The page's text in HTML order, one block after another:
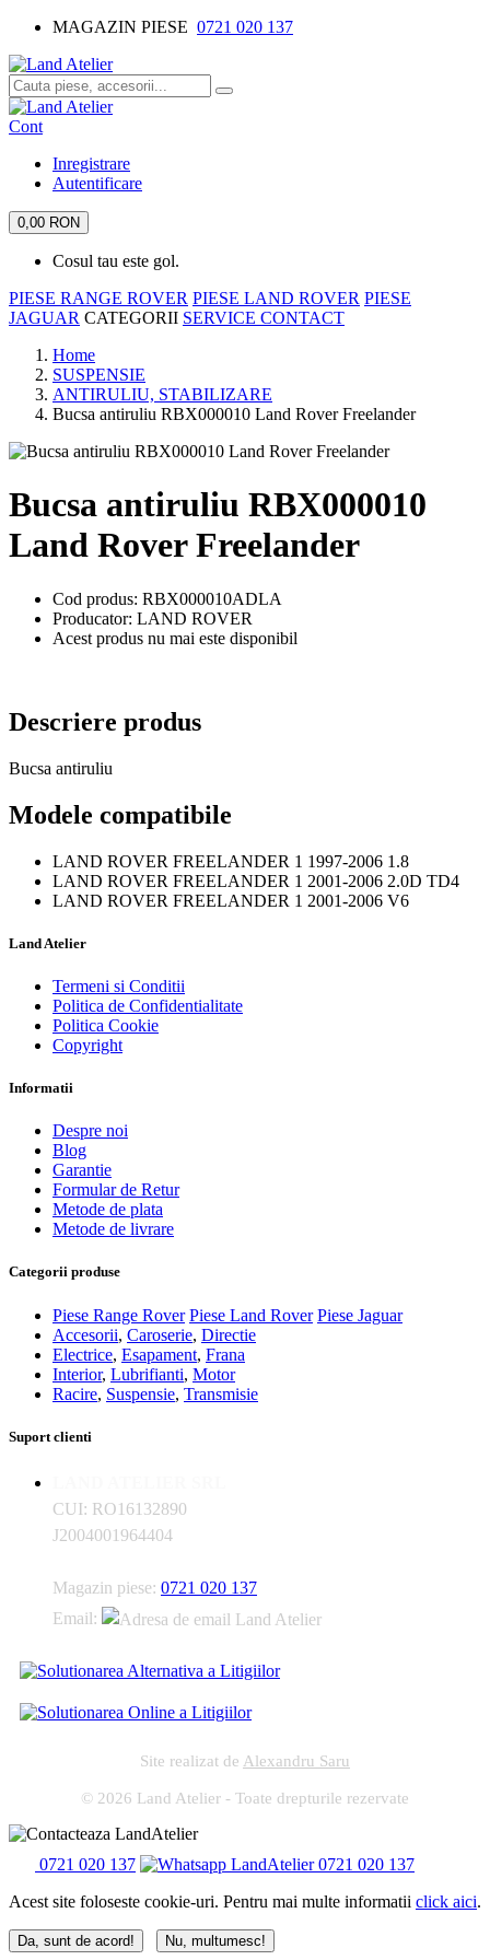
MAGAZIN PIESE 0721 020 137
Cont
Inregistrare
Autentificare
0,00 RON
Cosul tau este gol.
PIESE RANGE ROVER PIESE LAND ROVER PIESE
JAGUAR CATEGORII SERVICE CONTACT
Home
SUSPENSIE
ANTIRULIU, STABILIZARE
Bucsa antiruliu RBX000010 Land Rover Freelander
Bucsa antiruliu RBX000010
Land Rover Freelander
Cod produs: RBX000010ADLA
Producator: LAND ROVER
Acest produs nu mai este disponibil
Descriere produs
Bucsa antiruliu
Modele compatibile
LAND ROVER FREELANDER 1 1997-2006 1.8
LAND ROVER FREELANDER 1 2001-2006 2.0D TD4
LAND ROVER FREELANDER 1 2001-2006 V6
Land Atelier
Termeni si Conditii
Politica de Confidentialitate
Politica Cookie
Copyright
Informatii
Despre noi
Blog
Garantie
Formular de Retur
Metode de plata
Metode de livrare
Categorii produse
Piese Range Rover Piese Land Rover Piese Jaguar
Accesorii, Caroserie, Directie
Electrice, Esapament, Frana
Interior, Lubrifianti, Motor
Racire, Suspensie, Transmisie
Suport clienti
CUI: RO16132890
J2004001964404
Magazin piese: 0721 020 137
Email:
Site realizat de Alexandru Saru
© 2026 Land Atelier - Toate drepturile rezervate
0721 020 137
0721 020 137
Acest site foloseste cookie-uri. Pentru mai multe informatii click aici.
Da, sunt de acord! Nu, multumesc!